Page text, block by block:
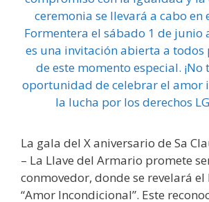
La gala del X aniversario de Sa
– La Llave del Armario promete
conmovedor, donde se revelará el
“Amor Incondicional”. Este